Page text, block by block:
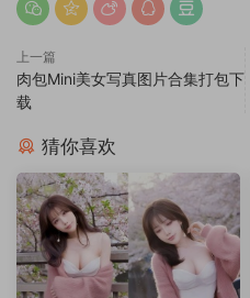
上一篇
肉包Mini美女写真图片合集打包下
载
猜你喜欢